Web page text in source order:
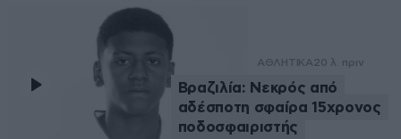
ΑΘΛΗΤΙΚΑ20 λ. πριν
Βραζιλία: Νεκρός από
αδέσποτη σφαίρα 15χρονος
ποδοσφαιριστής